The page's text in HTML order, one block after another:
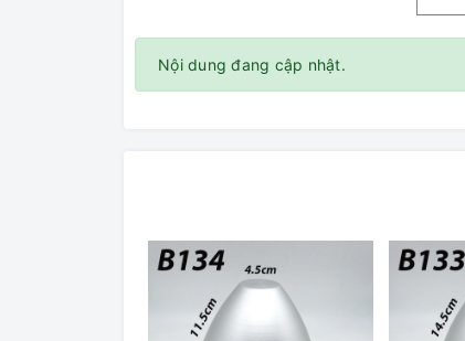
Nội dung đang cập nhật.